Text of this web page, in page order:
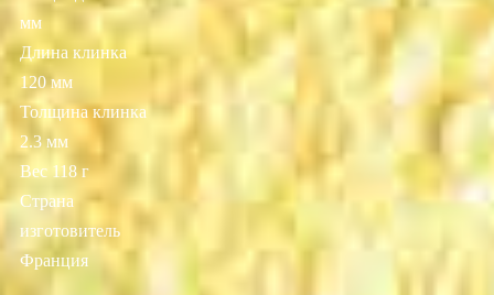
мм
Длина клинка
120 мм
Толщина клинка
2.3 мм
Вес 118 г
Страна
изготовитель
Франция